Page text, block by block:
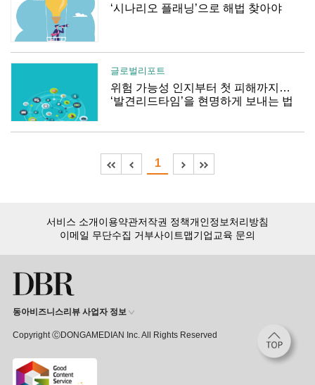
‘시나리오 플래닝’으로 해법 찾아야
글로벌리포트
위험 가능성 인지부터 첫 피해까지…
‘발견리드타임’을 현명하게 보내는 법
1
서비스 소개이용약관저작권 정책개인정보처리방침
이메일 무단수집 거부사이트맵기업교육 문의
동아비즈니스리뷰 사업자 정보
Copyright ⒸDONGAMEDIAN Inc. All Rights Reserved